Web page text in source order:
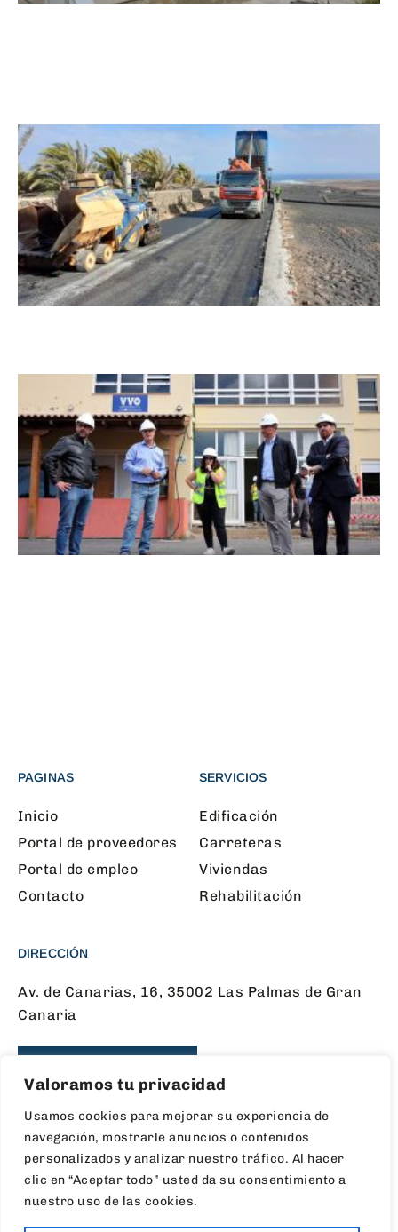
Valoramos tu privacidad
Usamos cookies para mejorar su experiencia de
navegación, mostrarle anuncios o contenidos
personalizados y analizar nuestro tráfico. Al hacer
clic en “Aceptar todo” usted da su consentimiento a
nuestro uso de las cookies.
PAGINAS
Inicio
Portal de proveedores
Portal de empleo
Contacto
SERVICIOS
Edificación
Carreteras
Viviendas
Rehabilitación
DIRECCIÓN
Av. de Canarias, 16, 35002 Las Palmas de Gran
Canaria
SÍGUENOS EN LAS REDES